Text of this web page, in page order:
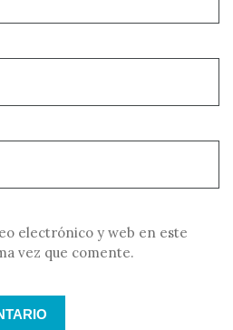
electrónico y web en este
vez que comente.